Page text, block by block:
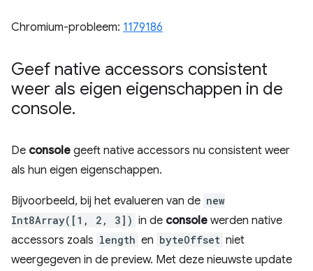
Chromium-probleem: 1179186
Geef native accessors consistent
weer als eigen eigenschappen in de
console.
De console geeft native accessors nu consistent weer
als hun eigen eigenschappen.
Bijvoorbeeld, bij het evalueren van de new
Int8Array([1, 2, 3]) in de console werden native
accessors zoals length en byteOffset niet
weergegeven in de preview. Met deze nieuwste update